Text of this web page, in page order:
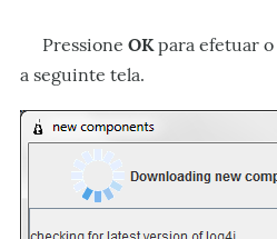
Pressione OKpara efetuar o
a seguinte tela.